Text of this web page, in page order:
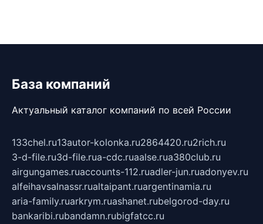
База компаний
Актуальный каталог компаний по всей России
133chel.ru13autor-kolonka.ru2864420.ru2rich.ru
3-d-file.ru3d-file.rua-cdc.ruaalse.rua380club.ru
airgungames.ruaccounts-112.ruadler-jun.ruadonyev.ru
alfeihavsalnassr.rualtaipant.ruargentinamia.ru
aria-family.ruarkrym.ruashanet.rubelgorod-day.ru
bankaribi.rubandamn.rubigfatcc.ru